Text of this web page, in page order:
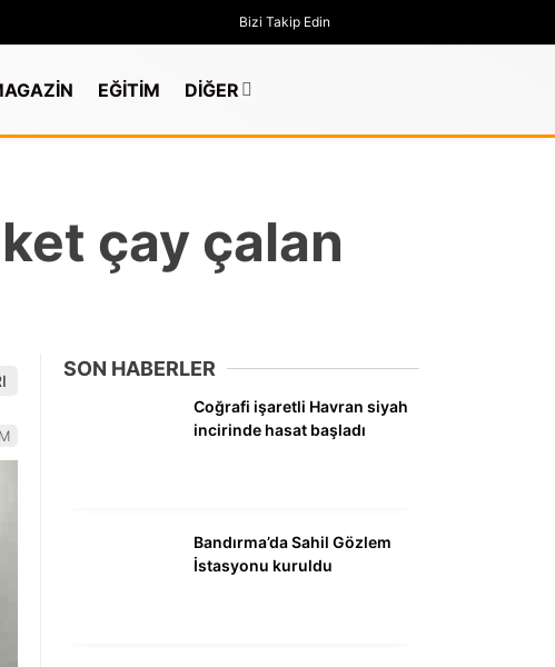
SİYASET
Bizi Takip Edin
EĞİTİM DİĞER
çay çalan
SON HABERLER
Coğrafi işaretli Havran siyah
incirinde hasat başladı
Bandırma’da Sahil Gözlem
İstasyonu kuruldu